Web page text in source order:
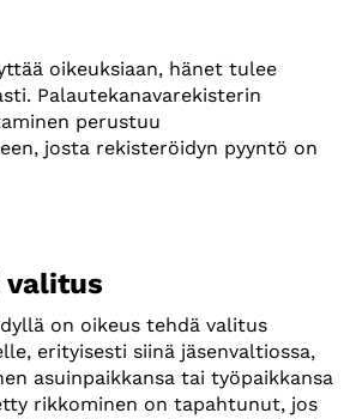
oikeuksiaan, hänet tulee
Palautekanavarekisterin
perustuu
josta rekisteröidyn pyyntö on
valitus
on oikeus tehdä valitus
erityisesti siinä jäsenvaltiossa,
asuinpaikkansa tai työpaikkansa
rikkominen on tapahtunut, jos